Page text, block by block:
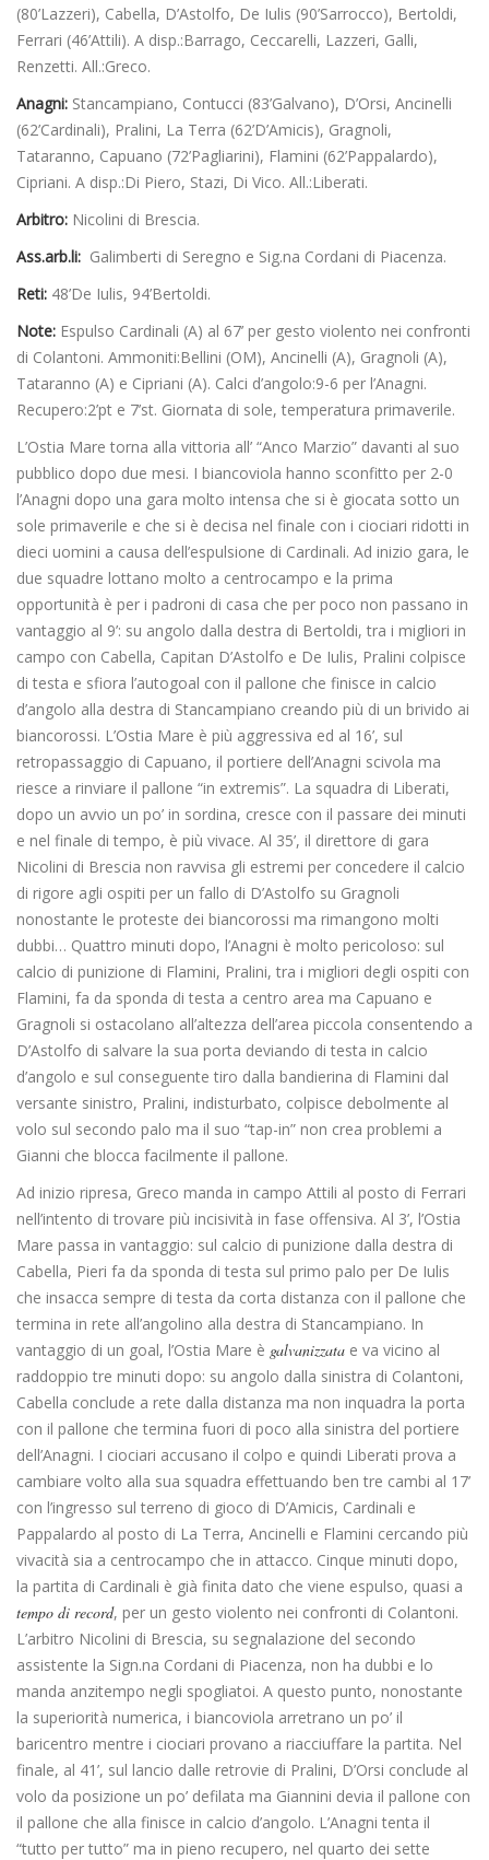
(80’Lazzeri), Cabella, D’Astolfo, De Iulis (90’Sarrocco), Bertoldi,
Ferrari (46’Attili). A disp.:Barrago, Ceccarelli, Lazzeri, Galli,
Renzetti. All.:Greco.
Anagni: Stancampiano, Contucci (83’Galvano), D’Orsi, Ancinelli
(62’Cardinali), Pralini, La Terra (62’D’Amicis), Gragnoli,
Tataranno, Capuano (72’Pagliarini), Flamini (62’Pappalardo),
Cipriani. A disp.:Di Piero, Stazi, Di Vico. All.:Liberati.
Arbitro: Nicolini di Brescia.
Ass.arb.li: Galimberti di Seregno e Sig.na Cordani di Piacenza.
Reti: 48’De Iulis, 94’Bertoldi.
Note: Espulso Cardinali (A) al 67’ per gesto violento nei confronti
di Colantoni. Ammoniti:Bellini (OM), Ancinelli (A), Gragnoli (A),
Tataranno (A) e Cipriani (A). Calci d’angolo:9-6 per l’Anagni.
Recupero:2’pt e 7’st. Giornata di sole, temperatura primaverile.
L’Ostia Mare torna alla vittoria all’ “Anco Marzio” davanti al suo
pubblico dopo due mesi. I biancoviola hanno sconfitto per 2-0
l’Anagni dopo una gara molto intensa che si è giocata sotto un
sole primaverile e che si è decisa nel finale con i ciociari ridotti in
dieci uomini a causa dell’espulsione di Cardinali. Ad inizio gara, le
due squadre lottano molto a centrocampo e la prima
opportunità è per i padroni di casa che per poco non passano in
vantaggio al 9’: su angolo dalla destra di Bertoldi, tra i migliori in
campo con Cabella, Capitan D’Astolfo e De Iulis, Pralini colpisce
di testa e sfiora l’autogoal con il pallone che finisce in calcio
d’angolo alla destra di Stancampiano creando più di un brivido ai
biancorossi. L’Ostia Mare è più aggressiva ed al 16’, sul
retropassaggio di Capuano, il portiere dell’Anagni scivola ma
riesce a rinviare il pallone “in extremis”. La squadra di Liberati,
dopo un avvio un po’ in sordina, cresce con il passare dei minuti
e nel finale di tempo, è più vivace. Al 35’, il direttore di gara
Nicolini di Brescia non ravvisa gli estremi per concedere il calcio
di rigore agli ospiti per un fallo di D’Astolfo su Gragnoli
nonostante le proteste dei biancorossi ma rimangono molti
dubbi… Quattro minuti dopo, l’Anagni è molto pericoloso: sul
calcio di punizione di Flamini, Pralini, tra i migliori degli ospiti con
Flamini, fa da sponda di testa a centro area ma Capuano e
Gragnoli si ostacolano all’altezza dell’area piccola consentendo a
D’Astolfo di salvare la sua porta deviando di testa in calcio
d’angolo e sul conseguente tiro dalla bandierina di Flamini dal
versante sinistro, Pralini, indisturbato, colpisce debolmente al
volo sul secondo palo ma il suo “tap-in” non crea problemi a
Gianni che blocca facilmente il pallone.
Ad inizio ripresa, Greco manda in campo Attili al posto di Ferrari
nell’intento di trovare più incisività in fase offensiva. Al 3’, l’Ostia
Mare passa in vantaggio: sul calcio di punizione dalla destra di
Cabella, Pieri fa da sponda di testa sul primo palo per De Iulis
che insacca sempre di testa da corta distanza con il pallone che
termina in rete all’angolino alla destra di Stancampiano. In
vantaggio di un goal, l’Ostia Mare è galvanizzata e va vicino al
raddoppio tre minuti dopo: su angolo dalla sinistra di Colantoni,
Cabella conclude a rete dalla distanza ma non inquadra la porta
con il pallone che termina fuori di poco alla sinistra del portiere
dell’Anagni. I ciociari accusano il colpo e quindi Liberati prova a
cambiare volto alla sua squadra effettuando ben tre cambi al 17’
con l’ingresso sul terreno di gioco di D’Amicis, Cardinali e
Pappalardo al posto di La Terra, Ancinelli e Flamini cercando più
vivacità sia a centrocampo che in attacco. Cinque minuti dopo,
la partita di Cardinali è già finita dato che viene espulso, quasi a
tempo di record, per un gesto violento nei confronti di Colantoni.
L’arbitro Nicolini di Brescia, su segnalazione del secondo
assistente la Sign.na Cordani di Piacenza, non ha dubbi e lo
manda anzitempo negli spogliatoi. A questo punto, nonostante
la superiorità numerica, i biancoviola arretrano un po’ il
baricentro mentre i ciociari provano a riacciuffare la partita. Nel
finale, al 41’, sul lancio dalle retrovie di Pralini, D’Orsi conclude al
volo da posizione un po’ defilata ma Giannini devia il pallone con
il pallone che alla finisce in calcio d’angolo. L’Anagni tenta il
“tutto per tutto” ma in pieno recupero, nel quarto dei sette